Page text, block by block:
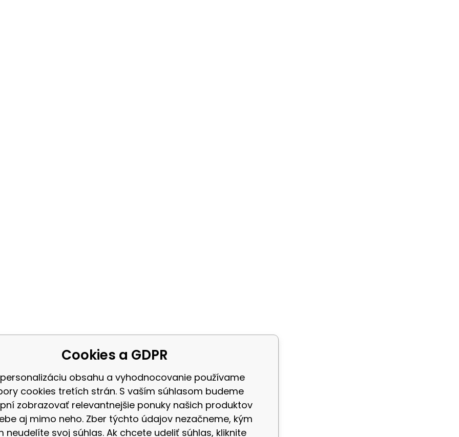
Cookies a GDPR
obsahu a vyhodnocovanie používame
cookies tretích strán. S vaším súhlasom budeme
zobrazovať relevantnejšie ponuky našich produktov
aj mimo neho. Zber týchto údajov nezačneme, kým
neudelíte svoj súhlas. Ak chcete udeliť súhlas, kliknite